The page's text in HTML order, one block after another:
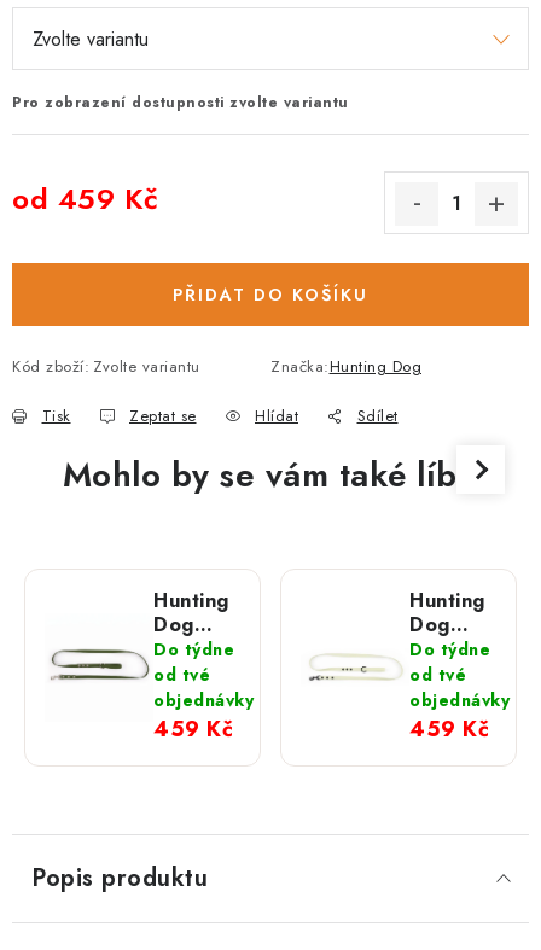
Pro zobrazení dostupnosti zvolte variantu
od 459 Kč
PŘIDAT DO KOŠÍKU
Kód zboží: Zvolte variantu Značka:Hunting Dog
Tisk Zeptat se Hlídat Sdílet
Mohlo by se vám také líbit
Hunting
Dog
olivové
vodítko
s
klasickou
stříbrnou
karabinou
Do týdne
od tvé
objednávky
459 Kč
Hunting
Dog
mentolové
vodítko
s
klasickou
karabinou
165 cm
Do týdne
od tvé
objednávky
459 Kč
Popis produktu